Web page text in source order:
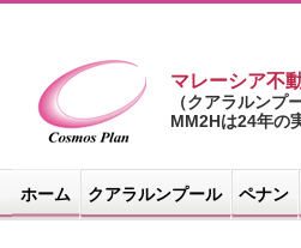
コスモスプラ
マレーシア不
（クアラルンプ
MM2Hは24年の
ホーム クアラルンプール ペナン